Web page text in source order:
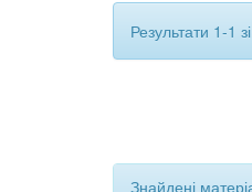
Результати 1-1
Знайдені